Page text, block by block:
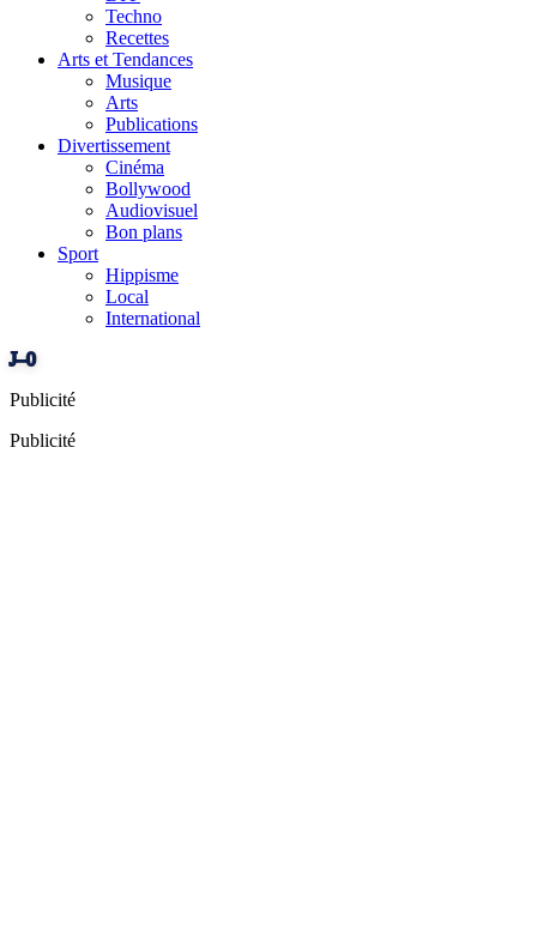
Techno
Recettes
Arts et Tendances
Musique
Arts
Publications
Divertissement
Cinéma
Bollywood
Audiovisuel
Bon plans
Sport
Hippisme
Local
International
J–0
Publicité
Publicité